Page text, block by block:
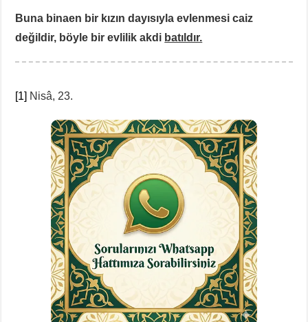
Buna binaen bir kızın dayısıyla evlenmesi caiz
değildir, böyle bir evlilik akdi batıldır.
[1] Nisâ, 23.